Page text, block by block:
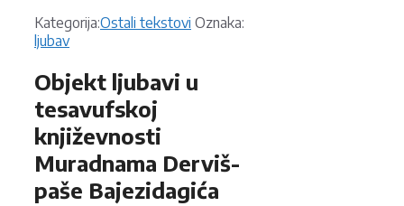
Kategorija:Kategorije
Ostali tekstovi Oznaka:
ljubav
Objekt ljubavi u
tesavufskoj
književnosti
Muradnama Derviš-
paše Bajezidagića